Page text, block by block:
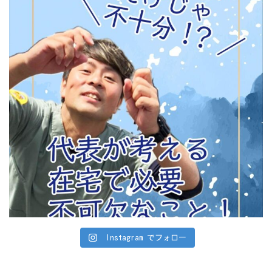
Instagram でフォロー